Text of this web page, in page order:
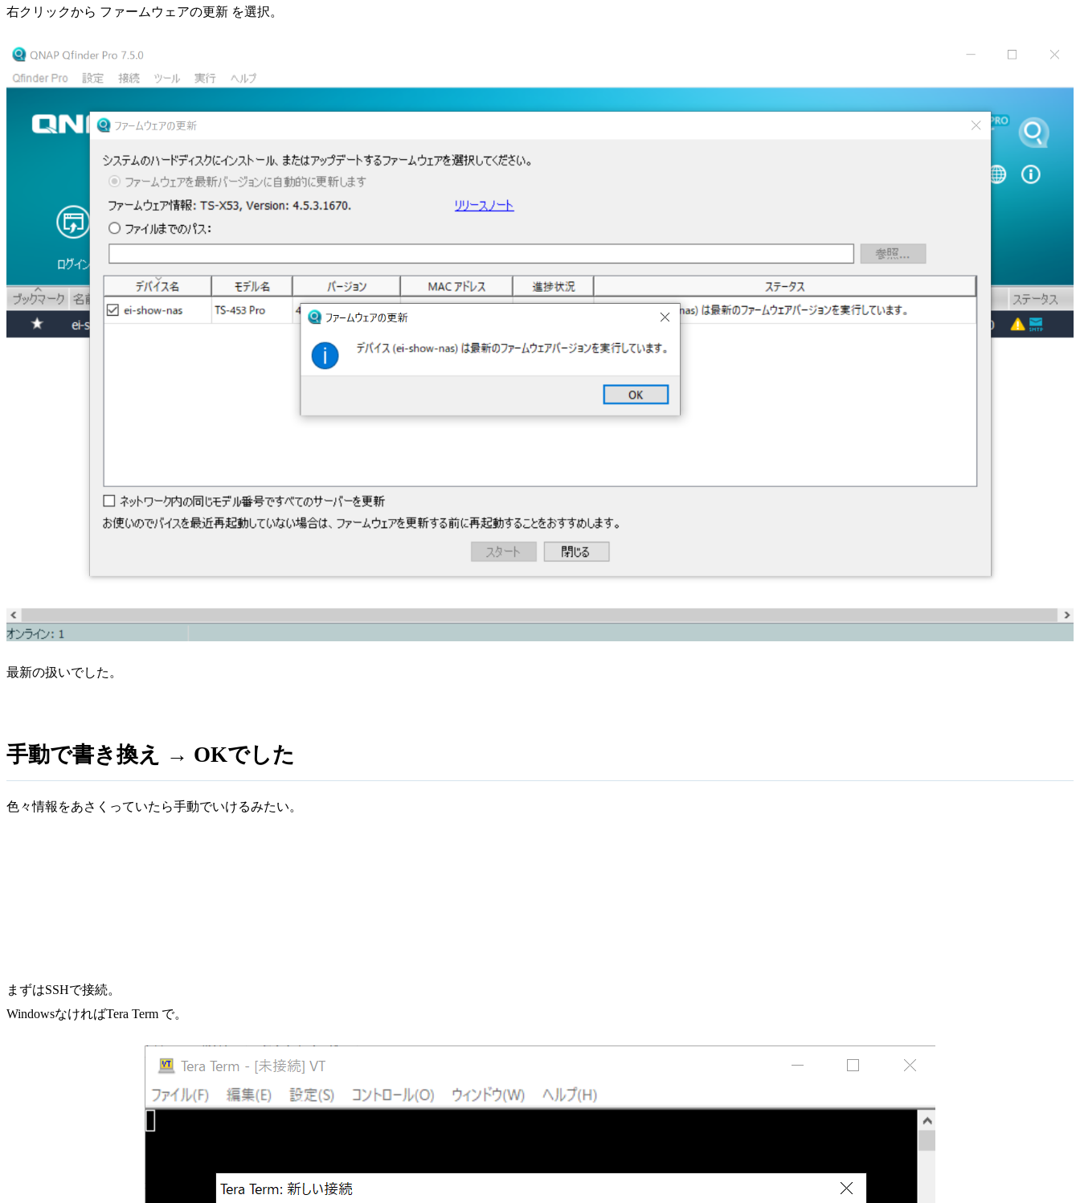
右クリックから ファームウェアの更新 を選択。
最新の扱いでした。
手動で書き換え → OKでした
色々情報をあさくっていたら手動でいけるみたい。
まずはSSHで接続。
WindowsなければTera Term で。